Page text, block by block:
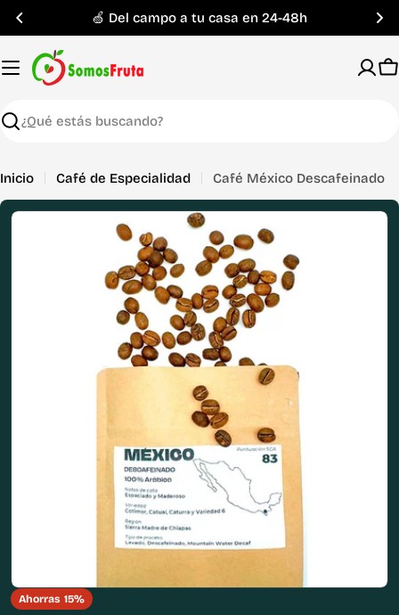
Saltar
contenido
🍏 Del campo a tu casa en 24-48h
Buscar
Inicio Café de Especialidad Café México Descafeinado
Ahorras 15%